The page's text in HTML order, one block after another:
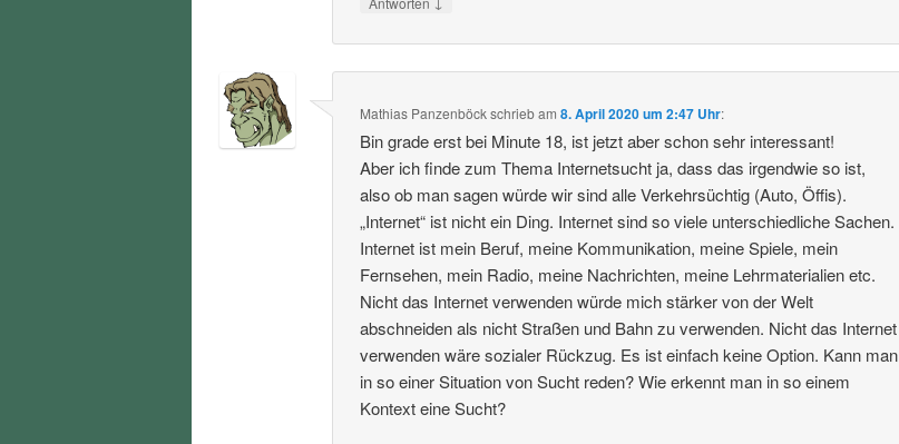
Mathias Panzenböckschriebam8. April 2020 um 2:47 Uhr:
Bin grade erst bei Minute 18, ist jetzt aber schon sehr interessant!
Aber ich finde zum Thema Internetsucht ja, dass das irgendwie so ist,
also ob man sagen würde wir sind alle Verkehrsüchtig (Auto, Öffis).
„Internet“ ist nicht ein Ding. Internet sind so viele unterschiedliche Sachen.
Internet ist mein Beruf, meine Kommunikation, meine Spiele, mein
Fernsehen, mein Radio, meine Nachrichten, meine Lehrmaterialien etc.
Nicht das Internet verwenden würde mich stärker von der Welt
abschneiden als nicht Straßen und Bahn zu verwenden. Nicht das Internet
verwenden wäre sozialer Rückzug. Es ist einfach keine Option. Kann man
in so einer Situation von Sucht reden? Wie erkennt man in so einem
Kontext eine Sucht?